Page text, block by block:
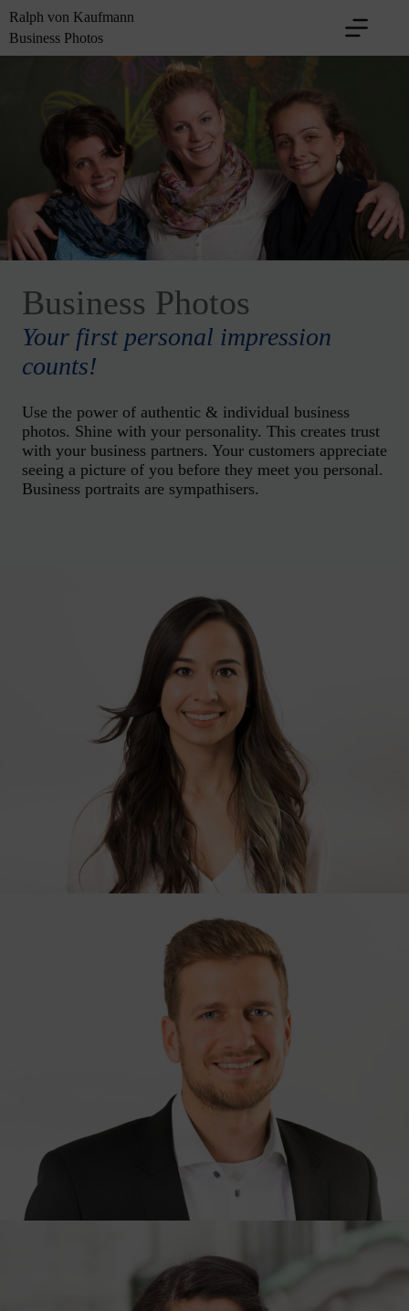
content
Ralph von Kaufmann
Business Photos
Business Photos
Your first personal impression
counts!
Use the power of authentic & individual business
photos. Shine with your personality. This creates trust
with your business partners. Your customers appreciate
seeing a picture of you before they meet you personal.
Business portraits are sympathisers.